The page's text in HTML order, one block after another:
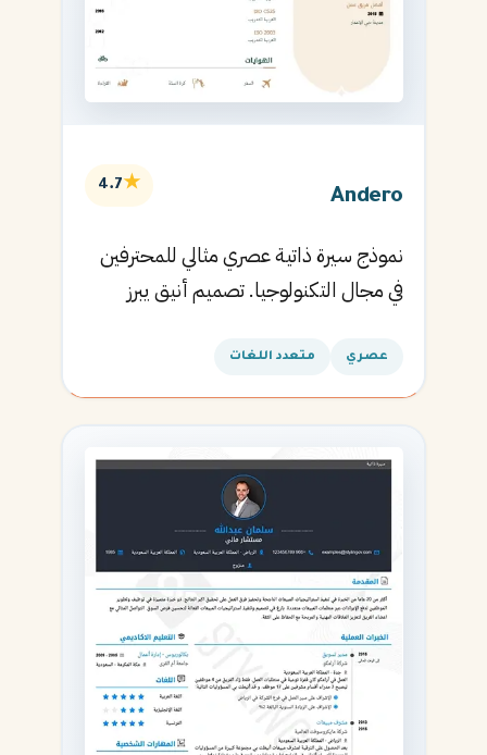
Andero
★
4.7
نموذج سيرة ذاتية عصري مثالي للمحترفين
في مجال التكنولوجيا. تصميم أنيق يبرز
عصري متعدد اللغات